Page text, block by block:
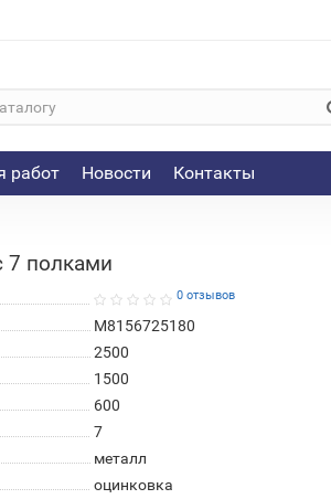
работ Новости Контакты
7 полками
0 отзывов
М8156725180
2500
1500
600
7
металл
оцинковка